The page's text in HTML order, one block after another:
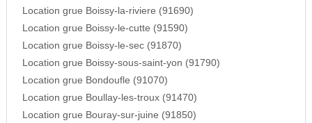
Location grue Boissy-la-riviere (91690)
Location grue Boissy-le-cutte (91590)
Location grue Boissy-le-sec (91870)
Location grue Boissy-sous-saint-yon (91790)
Location grue Bondoufle (91070)
Location grue Boullay-les-troux (91470)
Location grue Bouray-sur-juine (91850)